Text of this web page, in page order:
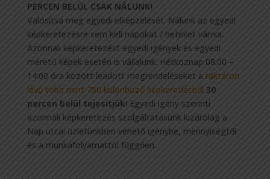
PERCEN BELÜL CSAK NÁLUNK!
Valósítsa meg egyedi elképzelését. Nálunk az egyedi
képkeretezésre sem kell napokat / heteket várnia.
Azonnali képkeretezést egyedi igények és egyedi
méretű képek esetén is vállalunk. Hétköznap 08:00 –
14:00 óra között leadott megrendeléseket a raktáron
lévő több mint 750 különböző képkeretlécből 30
percen belül tejesítjük! Egyedi igény szerinti
azonnali képkeretezés szolgáltatásunk kizárólag a
Nap utcai üzletünkben vehető igénybe, mennyiségtől
és a munkafolyamattól függően.